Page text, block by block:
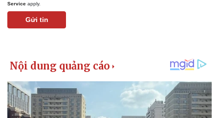
Service apply.
Gửi tin